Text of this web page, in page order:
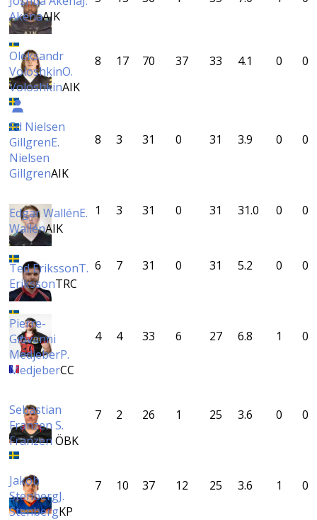
AkenaAIK
Oleksandr
VoloshkinO.
VoloshkinAIK
8 17 70 37 33 4.1 0 0
Ed Nielsen
GillgrenE.
Nielsen
GillgrenAIK
8 3 31 0 31 3.9 0 0
Edgar WallénE.
WallénAIK
1 3 31 0 31 31.0 0 0
Ted ErikssonT.
ErikssonTRC
6 7 31 0 31 5.2 0 0
Pierre-
Giovanni
MedjeberP.
MedjeberCC
4 4 33 6 27 6.8 1 0
Sebastian
Franzen S.
Franzen ÖBK
7 2 26 1 25 3.6 0 0
Jakob
StenbergJ.
StenbergKP
7 10 37 12 25 3.6 1 0